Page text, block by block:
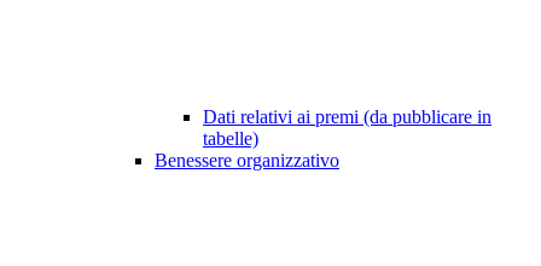
Dati relativi ai premi (da pubblicare in
tabelle)
Benessere organizzativo